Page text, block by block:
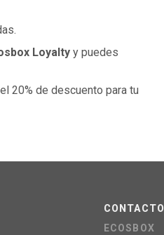
Loyalty y puedes
20% de descuento para tu
CONTACTO
ECOSBOX